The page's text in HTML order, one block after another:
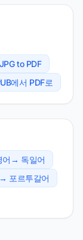
JPG to PDF
에서 PDF로
어→ 독일어
포르투갈어